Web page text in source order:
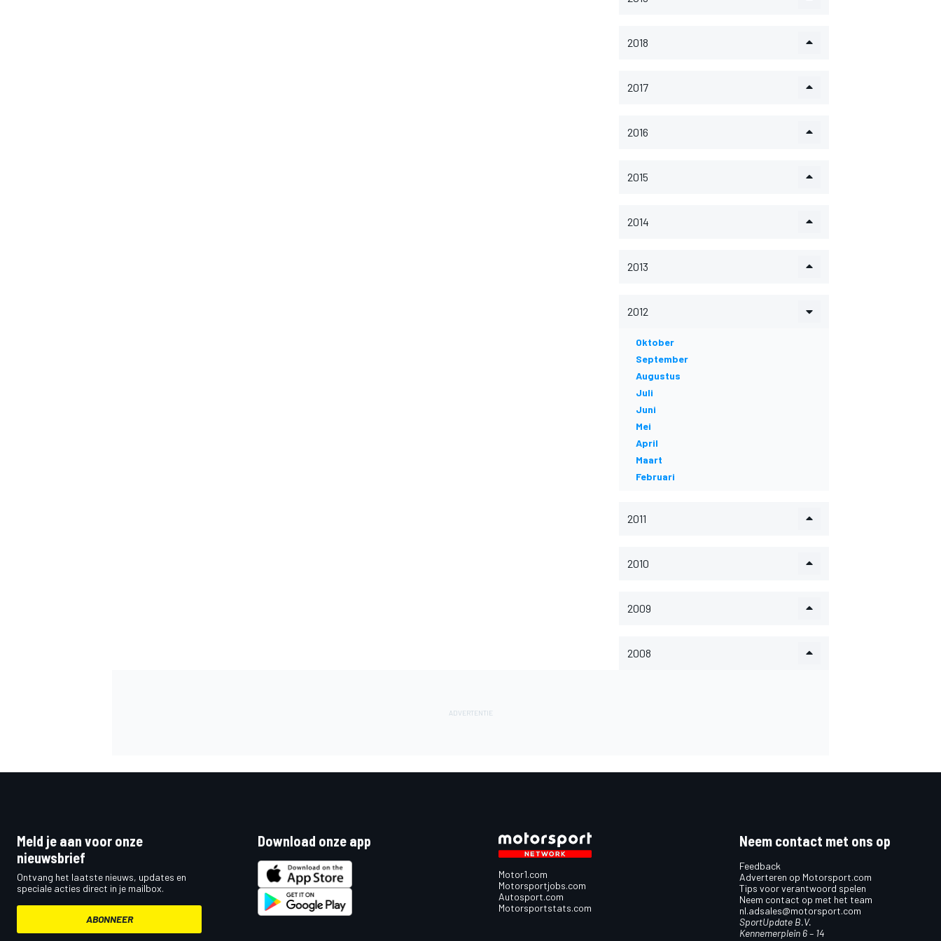
2018
2017
2016
2015
2014
2013
2012
Oktober
September
Augustus
Juli
Juni
Mei
April
Maart
Februari
2011
2010
2009
2008
Meld je aan voor onze
nieuwsbrief
Ontvang het laatste nieuws, updates en
speciale acties direct in je mailbox.
ABONNEER
Download onze app
Motor1.com
Motorsportjobs.com
Autosport.com
Motorsportstats.com
Neem contact met ons op
Feedback
Adverteren op Motorsport.com
Tips voor verantwoord spelen
Neem contact op met het team
nl.adsales@motorsport.com
SportUpdate B.V.
Kennemerplein 6 – 14